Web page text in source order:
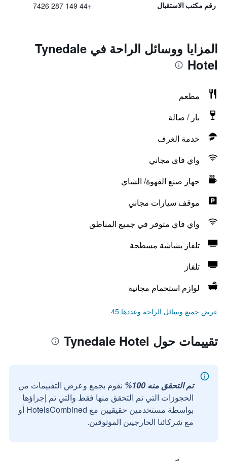
رقم مكتب الاستقبال +44 149 287 7426
المزايا ووسائل الراحة في Tynedale
Hotel
مطعم
بار / صالة
خدمة الغرف
واي فاي مجاني
جهاز صنع القهوة/ الشاي
موقف سيارات مجاني
واي فاي متوفر في جميع المناطق
تلفاز بشاشة مسطحة
تلفاز
لوازم استحمام مجانية
عرض جميع وسائل الراحة وعددها 45
تقييمات حول Tynedale Hotel
تم التحقق منه 100%
نقوم بجمع وعرض التقييمات من
الحجوزات التي تم التحقق منها فقط والتي تم إجراؤها
بواسطة مستخدمين حقيقيين مع HotelsCombined أو
مع شركائنا الخارجيين الموثوقين.